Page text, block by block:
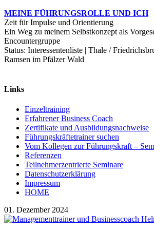
MEINE FÜHRUNGSROLLE UND ICH
Zeit für Impulse und Orientierung
Ein Weg zu meinem Selbstkonzept als
Encountergruppe
Status: Interessentenliste | Thale /
Ramsen im Pfälzer Wald
Links
Einzeltraining
Erfahrener Business Coach
Zertifikate und Ausbildungsnachweise
Führungskräftetrainer suchen
Vom Kollegen zur Führungskraft –
Referenzen
Teilnehmerzentrierte Seminare
Datenschutzerklärung
Impressum
HOME
01. Dezember 2024